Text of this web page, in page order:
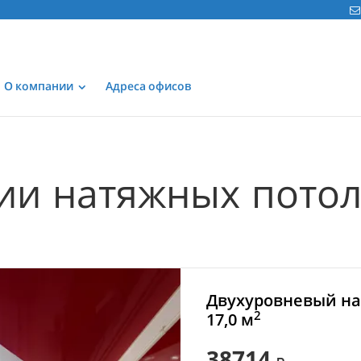
О компании Адреса офисов
натяжных
Двухуровневый
17,0 м2